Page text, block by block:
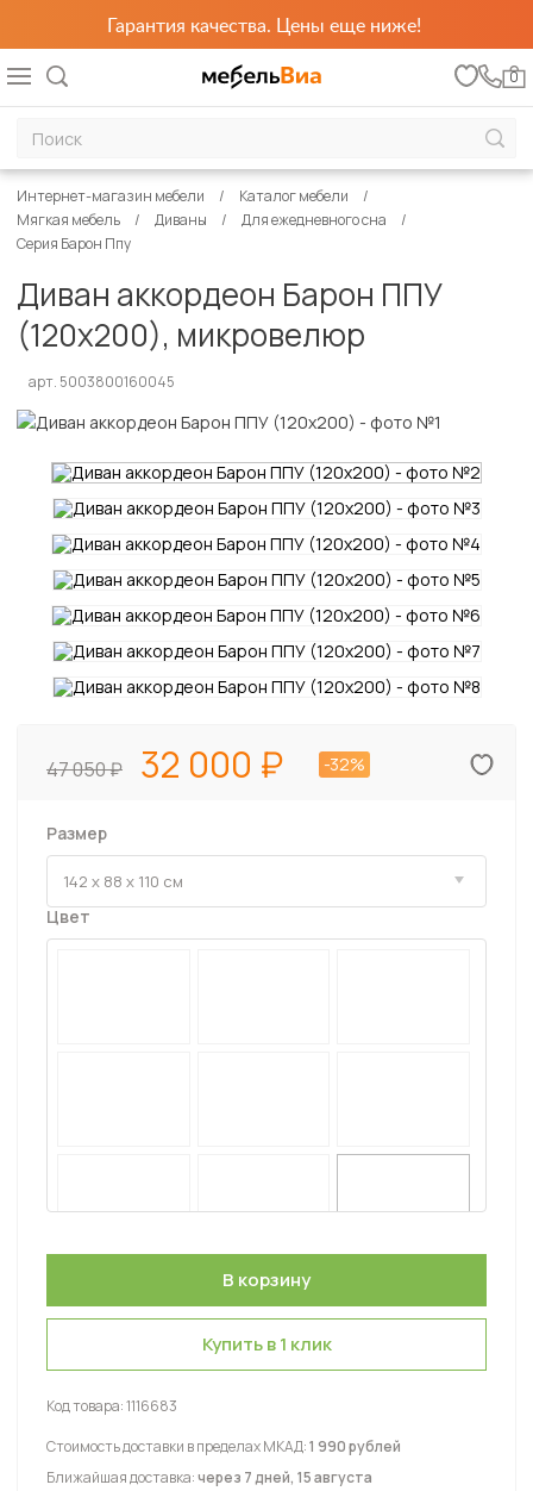
Гарантия качества. Цены еще ниже!
0
Интернет-магазин мебели
Каталог мебели
Мягкая мебель
Диваны
Для ежедневного сна
Серия Барон Ппу
Диван аккордеон Барон ППУ
(120х200), микровелюр
арт. 5003800160045
47 050 32 000 -32%
Размер
Цвет
Купить в 1 клик
Код товара:1116683
Стоимость доставки в пределах МКАД:1 990 рублей
Ближайшая доставка:через 7 дней, 15 августа